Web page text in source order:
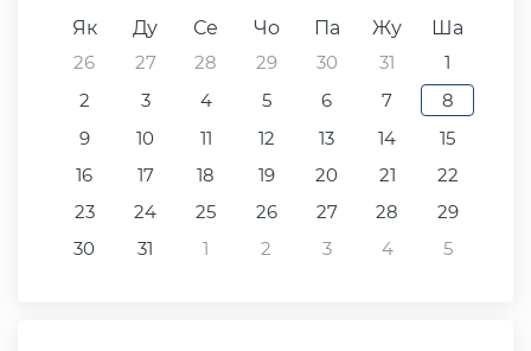
Як
Ду Се Чо Па Жу
Ша
26
27 28 29 30 31
1
2
3 4 5 6 7
8
9
10 11 12 13 14
15
16
17 18 19 20 21
22
23
24 25 26 27 28
29
30
31 1 2 3 4 5